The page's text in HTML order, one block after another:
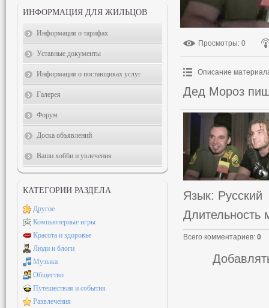
Просмотры: 0
Описание
Дед Мороз
Язык: Русский
Длительность
Всего комментариев: 0
ИНФОРМАЦИЯ ДЛЯ ЖИЛЬЦОВ
Информация о тарифах
Уставные документы
Информация о поставщиках услуг
Галерея
Форум
Доска объявлений
Ваши хобби и увлечения
КАТЕГОРИИ РАЗДЕЛА
Другое
Компьютерные игры
Красота и здоровье
Люди и блоги
Музыка
Общество
Путешествия и события
Развлечения